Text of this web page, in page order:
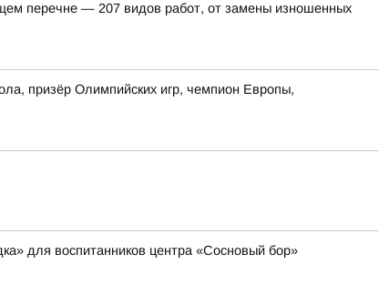
перечне — 207 видов работ, от замены изношенных
призёр Олимпийских игр, чемпион Европы,
для воспитанников центра «Сосновый бор»